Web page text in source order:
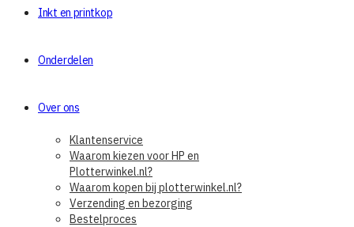
Inkt en printkop
Onderdelen
Over ons
Klantenservice
Waarom kiezen voor HP en
Plotterwinkel.nl?
Waarom kopen bij plotterwinkel.nl?
Verzending en bezorging
Bestelproces